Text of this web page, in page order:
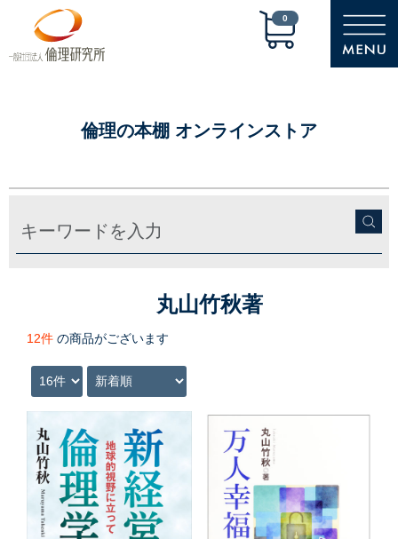
倫理の本棚 オンラインストア
0
丸山竹秋著
12件 の商品がございます